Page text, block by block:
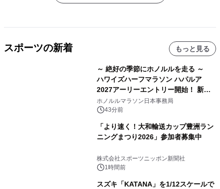
スポーツの新着 もっと見る
～ 絶好の季節にホノルルを走る ～
ハワイズハーフマラソン ハパルア
2027アーリーエントリー開始！ 新カ
テゴリー「ハパルアIKI(イキ)」(約
13.4km)が登場
ホノルルマラソン日本事務局
43分前
「より速く！大和輸送カップ豊洲ラン
ニングまつり2026」参加者募集中
株式会社スポーツニッポン新聞社
1時間前
スズキ「KATANA」を1/12スケールで